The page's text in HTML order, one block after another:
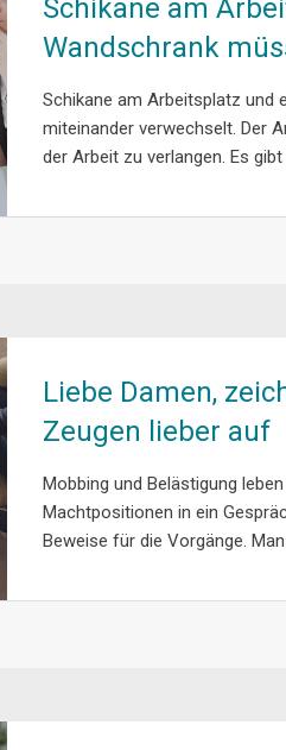
Schikane am
Wandschrank
Schikane am Arbeitsplatz und
miteinander verwechselt. Der
der Arbeit zu verlangen. Es
Liebe Damen,
Zeugen lieber auf
Mobbing und Belästigung
Machtpositionen in ein
Beweise für die Vorgänge.